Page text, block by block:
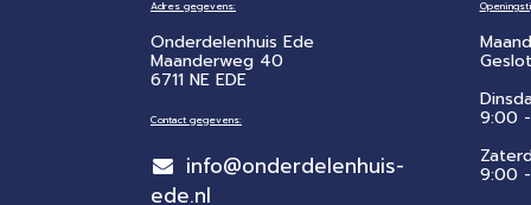
Adres gegevens:
Onderdelenhuis Ede
Maanderweg 40
6711 NE EDE
Contact gegevens:
info@onderdelenhuis-
ede.nl
9:00
​9:00